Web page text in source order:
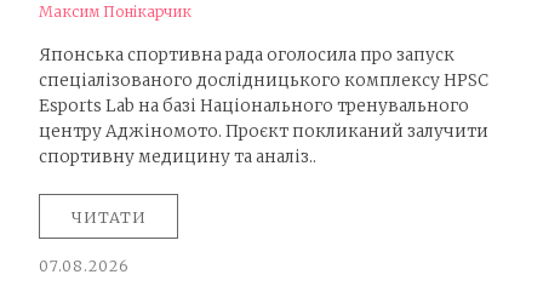
Максим Понікарчик
Японська спортивна рада оголосила про запуск
спеціалізованого дослідницького комплексу HPSC
Esports Lab на базі Національного тренувального
центру Аджіномото. Проєкт покликаний залучити
спортивну медицину та аналіз..
ЧИТАТИ
07.08.2026